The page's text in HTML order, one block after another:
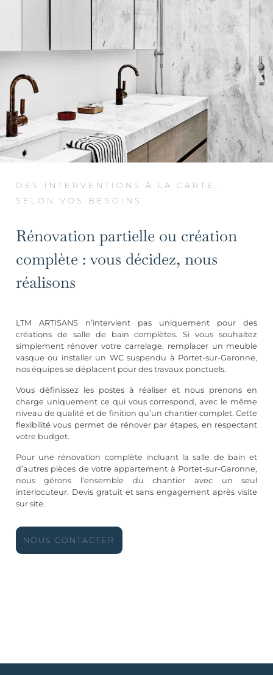
DES INTERVENTIONS À LA CARTE,
SELON VOS BESOINS
Rénovation partielle ou création
complète : vous décidez, nous
réalisons
LTM ARTISANS n’intervient pas uniquement pour des
créations de salle de bain complètes. Si vous souhaitez
simplement rénover votre carrelage, remplacer un meuble
vasque ou installer un WC suspendu à Portet-sur-Garonne,
nos équipes se déplacent pour des travaux ponctuels.
Vous définissez les postes à réaliser et nous prenons en
charge uniquement ce qui vous correspond, avec le même
niveau de qualité et de finition qu’un chantier complet. Cette
flexibilité vous permet de rénover par étapes, en respectant
votre budget.
Pour une rénovation complète incluant la salle de bain et
d’autres pièces de votre appartement à Portet-sur-Garonne,
nous gérons l’ensemble du chantier avec un seul
interlocuteur. Devis gratuit et sans engagement après visite
sur site.
NOUS CONTACTER